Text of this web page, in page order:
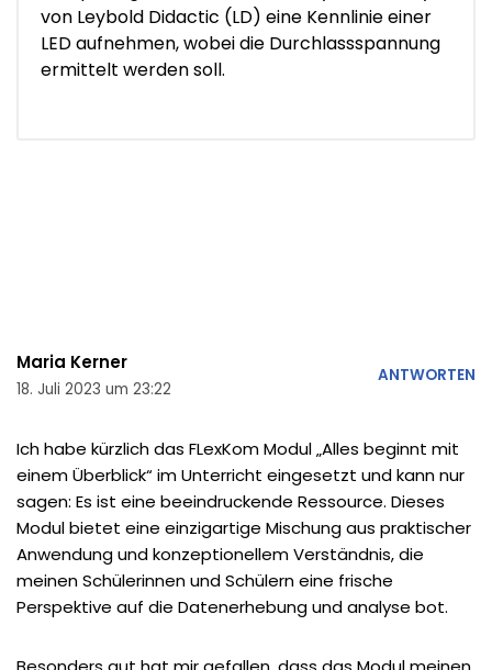
von Leybold Didactic (LD) eine Kennlinie einer
LED aufnehmen, wobei die Durchlassspannung
ermittelt werden soll.
Maria Kerner
18. Juli 2023 um 23:22
ANTWORTEN
Ich habe kürzlich das FLexKom Modul „Alles beginnt mit
einem Überblick“ im Unterricht eingesetzt und kann nur
sagen: Es ist eine beeindruckende Ressource. Dieses
Modul bietet eine einzigartige Mischung aus praktischer
Anwendung und konzeptionellem Verständnis, die
meinen Schülerinnen und Schülern eine frische
Perspektive auf die Datenerhebung und analyse bot.